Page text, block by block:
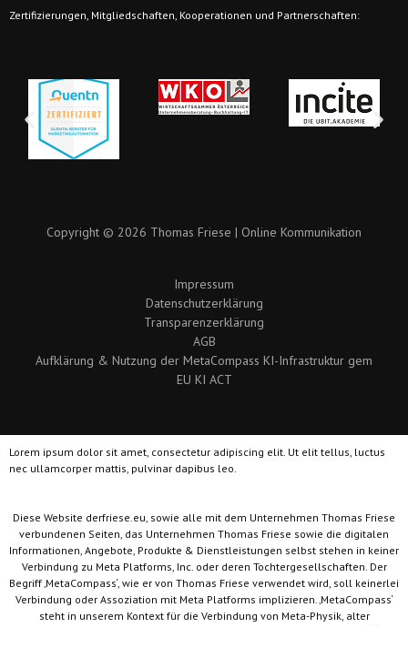
Zertifizierungen, Mitgliedschaften, Kooperationen und Partnerschaften:
Copyright © 2026 Thomas Friese | Online Kommunikation
Impressum
Datenschutzerklärung
Transparenzerklärung
AGB
Aufklärung & Nutzung der MetaCompass KI-Infrastruktur gem
EU KI ACT
Lorem ipsum dolor sit amet, consectetur adipiscing elit. Ut elit tellus, luctus
nec ullamcorper mattis, pulvinar dapibus leo.
Diese Website derfriese.eu, sowie alle mit dem Unternehmen Thomas Friese
verbundenen Seiten, das Unternehmen Thomas Friese sowie die digitalen
Informationen, Angebote, Produkte & Dienstleistungen selbst stehen in keiner
Verbindung zu Meta Platforms, Inc. oder deren Tochtergesellschaften. Der
Begriff ‚MetaCompass‘, wie er von Thomas Friese verwendet wird, soll keinerlei
Verbindung oder Assoziation mit Meta Platforms implizieren. ‚MetaCompass‘
steht in unserem Kontext für die Verbindung von Meta-Physik, alter